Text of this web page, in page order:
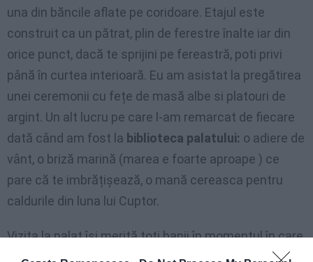
una din băncile aflate pe coridoare. Etajul este
construit ca un pătrat, plin de ferestre înalte iar din
orice punct, dacă te sprijini pe fereastră, poti privi
până în curtea interioară. Eu am asistat la pregătirea
unei ceremonii cu fețe de masă albe si platouri de
argint. Un alt lucru pe care l-am remarcat de fiecare
dată când am fost la biblioteca palatului: o adiere de
vânt, o briză marină (marea e foarte aproape ) ce
pare că te imbrățişează, o mană cereasca pentru
caldurile din luna lui Cuptor.
Vizita la palat îşi merită toți banii în momentul în care
se vizitează capela palatului. Niciodata nu am avut